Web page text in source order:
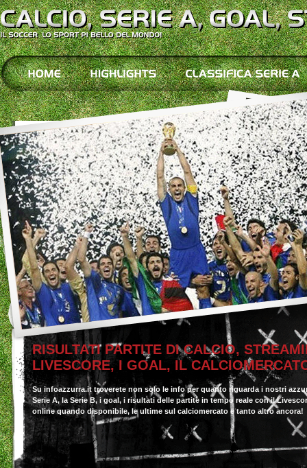
RISULTATI PARTITE DI CALCIO,
LIVESCORE, I GOAL, IL
Su infoazzurra.it troverete non solo le info per quanto riguarda i nostri
Serie A, la Serie B, i goal, i risultati delle partite in tempo reale con il
online quando disponibile, le ultime sul calciomercato e tanto altro ancora!